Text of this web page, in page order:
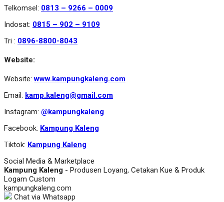
Telkomsel: 0813 – 9266 – 0009
Indosat: 0815 – 902 – 9109
Tri : 0896-8800-8043
Website:
Website:www.kampungkaleng.com
Email: kamp.kaleng@gmail.com
Instagram: @kampungkaleng
Facebook: Kampung Kaleng
Tiktok: Kampung Kaleng
Social Media & Marketplace
Kampung Kaleng - Produsen Loyang, Cetakan Kue & Produk
Logam Custom
kampungkaleng.com
Chat via Whatsapp